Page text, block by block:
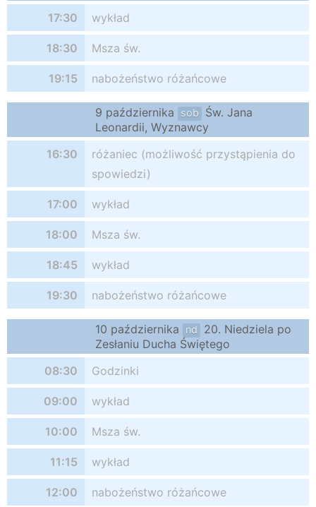
17:30 wykład
18:30 Msza św.
19:15 nabożeństwo różańcowe
9 października sob
Św. Jana
Leonardii, Wyznawcy
16:30
różaniec (możliwość przystąpienia do
spowiedzi)
17:00 wykład
18:00 Msza św.
18:45 wykład
19:30 nabożeństwo różańcowe
10 października nd
20. Niedziela po
Zesłaniu Ducha Świętego
08:30
Godzinki
09:00 wykład
10:00 Msza św.
11:15 wykład
12:00 nabożeństwo różańcowe